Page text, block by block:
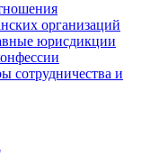
организаций
юрисдикции
сотрудничества и